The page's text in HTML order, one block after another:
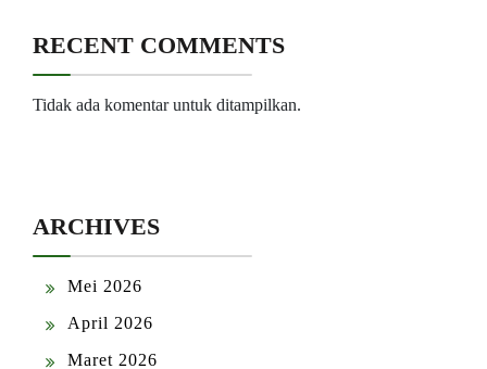
RECENT COMMENTS
Tidak ada komentar untuk ditampilkan.
ARCHIVES
Mei 2026
April 2026
Maret 2026